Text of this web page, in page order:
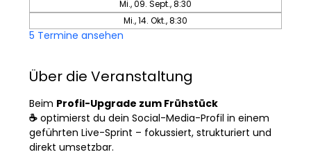
Mi., 09. Sept., 8:30
Mi., 14. Okt., 8:30
5 Termine ansehen
Über die Veranstaltung
Beim Profil-Upgrade zum Frühstück
☕️ optimierst du dein Social-Media-Profil in einem
geführten Live-Sprint – fokussiert, strukturiert und
direkt umsetzbar.